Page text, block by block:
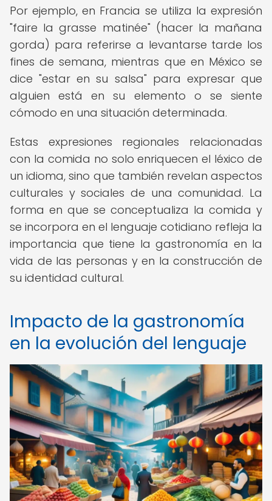
Por ejemplo, en Francia se utiliza la expresión
"faire la grasse matinée" (hacer la mañana
gorda) para referirse a levantarse tarde los
fines de semana, mientras que en México se
dice "estar en su salsa" para expresar que
alguien está en su elemento o se siente
cómodo en una situación determinada.
Estas expresiones regionales relacionadas
con la comida no solo enriquecen el léxico de
un idioma, sino que también revelan aspectos
culturales y sociales de una comunidad. La
forma en que se conceptualiza la comida y
se incorpora en el lenguaje cotidiano refleja la
importancia que tiene la gastronomía en la
vida de las personas y en la construcción de
su identidad cultural.
Impacto de la gastronomía
en la evolución del lenguaje